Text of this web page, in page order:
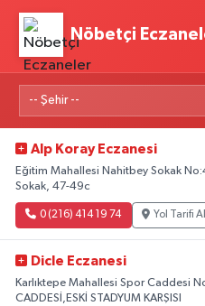
Nöbetçi
Alp Koray Eczanesi
Eğitim Mahallesi Nahitbey Sokak
Sokak, 47-49c
0 (216) 414 19 74 Yol Tarifi Al
Dicle Eczanesi
Karlıktepe Mahallesi Spor Caddesi
CADDESİ,ESKİ STADYUM KARŞISI